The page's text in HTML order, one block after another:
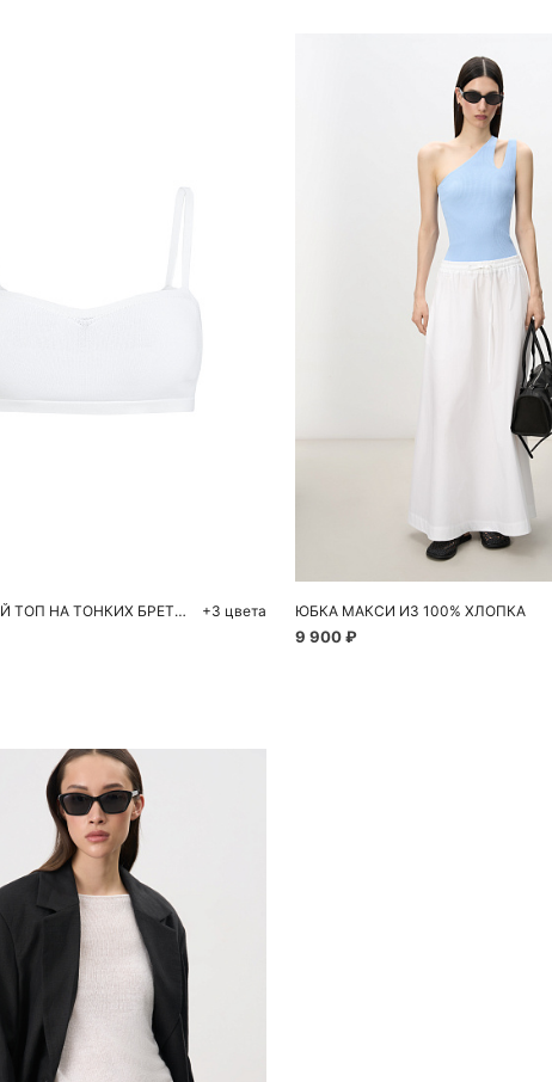
УКОРОЧЕННЫЙ ТОП НА ТОНКИХ БРЕТЕЛЯХ +3 цвета
Добавить в корзину
ЮБКА МАКСИ ИЗ 100% ХЛОПКА
9 900 ₽